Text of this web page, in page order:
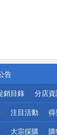
頁！請小心！
告
題
惠
區配送
頁！請小心！
銷目錄 分店
注目活動
大宗採購